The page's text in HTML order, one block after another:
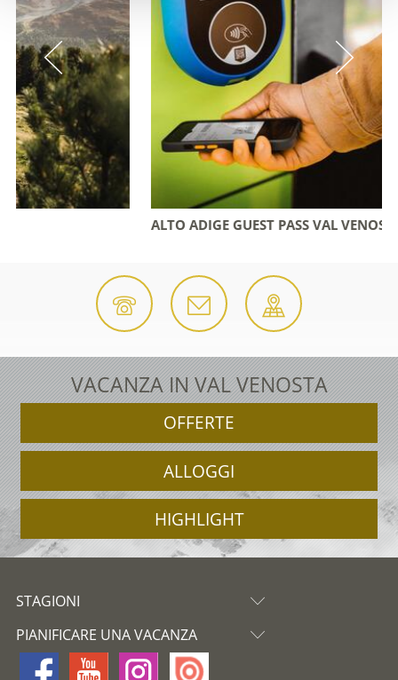
ALTO ADIGE GUEST PASS VAL VENOSTA
VACANZA IN VAL VENOSTA
OFFERTE
ALLOGGI
HIGHLIGHT
STAGIONI
PIANIFICARE UNA VACANZA